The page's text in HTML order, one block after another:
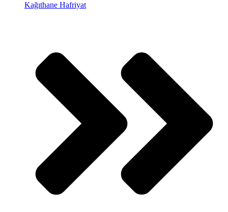
Kağıthane Hafriyat